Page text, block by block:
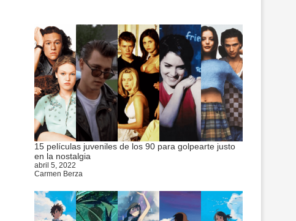
15 películas juveniles de los 90 para golpearte justo
en la nostalgia
abril 5, 2022
Carmen Berza